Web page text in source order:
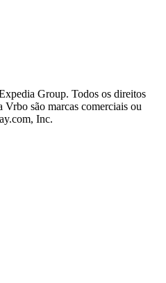
Group. Todos os direitos
são marcas comerciais ou
Inc.